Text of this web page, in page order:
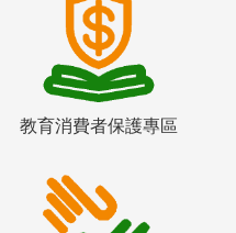
教育消費者保護專區